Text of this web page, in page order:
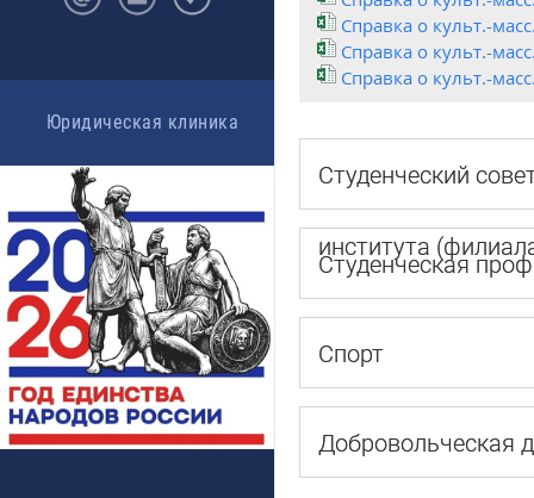
Юридическая клиника
Справка о культ.-
Справка о культ.-
Справка о культ.-
Студенческий
института
Студенческая
Спорт
Добровольческая